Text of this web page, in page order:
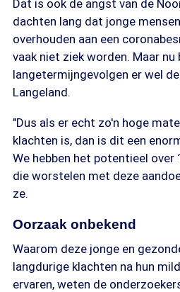
Dat is ook de angst van de
dachten lang dat jonge
overhouden aan een
vaak niet ziek worden. Maar
langetermijngevolgen er wel
Langeland.
"Dus als er echt zo'n hoge
klachten is, dan is dit een
We hebben het potentieel over
die worstelen met deze
ze.
Oorzaak onbekend
Waarom deze jonge en
langdurige klachten na hun
ervaren, weten de